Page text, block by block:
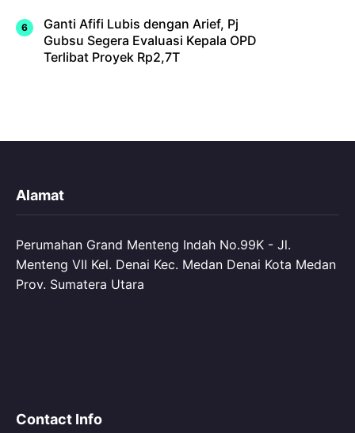
Ganti Afifi Lubis dengan Arief, Pj
Gubsu Segera Evaluasi Kepala OPD
Terlibat Proyek Rp2,7T
Alamat
Perumahan Grand Menteng Indah No.99K - Jl.
Menteng VII Kel. Denai Kec. Medan Denai Kota Medan
Prov. Sumatera Utara
Contact Info